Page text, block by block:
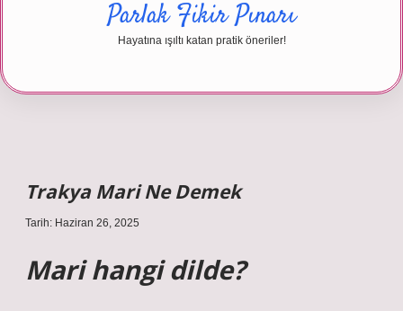
Parlak Fikir Pınarı
Hayatına ışıltı katan pratik öneriler!
Trakya Mari Ne Demek
Tarih: Haziran 26, 2025
Mari hangi dilde?